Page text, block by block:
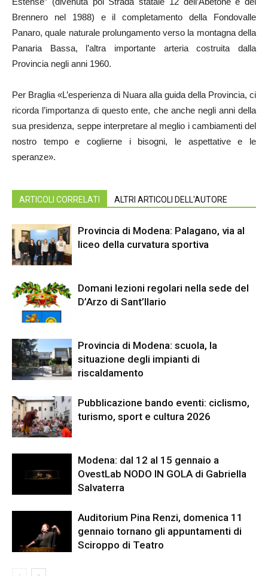
Brennero nel 1988) e il completamento della Fondovalle
Panaro, quale naturale prolungamento verso la montagna della
Panaria Bassa, l’altra importante arteria costruita dalla
Provincia negli anni 1960.
Per Braglia «L’esperienza di Nuara alla guida della Provincia, ci
ricorda l’importanza di questo ente, che anche negli anni della
sua presidenza, seppe interpretare al meglio i cambiamenti del
nostro tempo e coglierne i bisogni, le aspettative e le
speranze».
ARTICOLI CORRELATI ALTRI ARTICOLI DELL'AUTORE
Provincia di Modena: Palagano, via al
liceo della curvatura sportiva
Domani lezioni regolari nella sede del
D’Arzo di Sant’Ilario
Provincia di Modena: scuola, la
situazione degli impianti di
riscaldamento
Pubblicazione bando eventi: ciclismo,
turismo, sport e cultura 2026
Modena: dal 12 al 15 gennaio a
OvestLab NODO IN GOLA di Gabriella
Salvaterra
Auditorium Pina Renzi, domenica 11
gennaio tornano gli appuntamenti di
Sciroppo di Teatro